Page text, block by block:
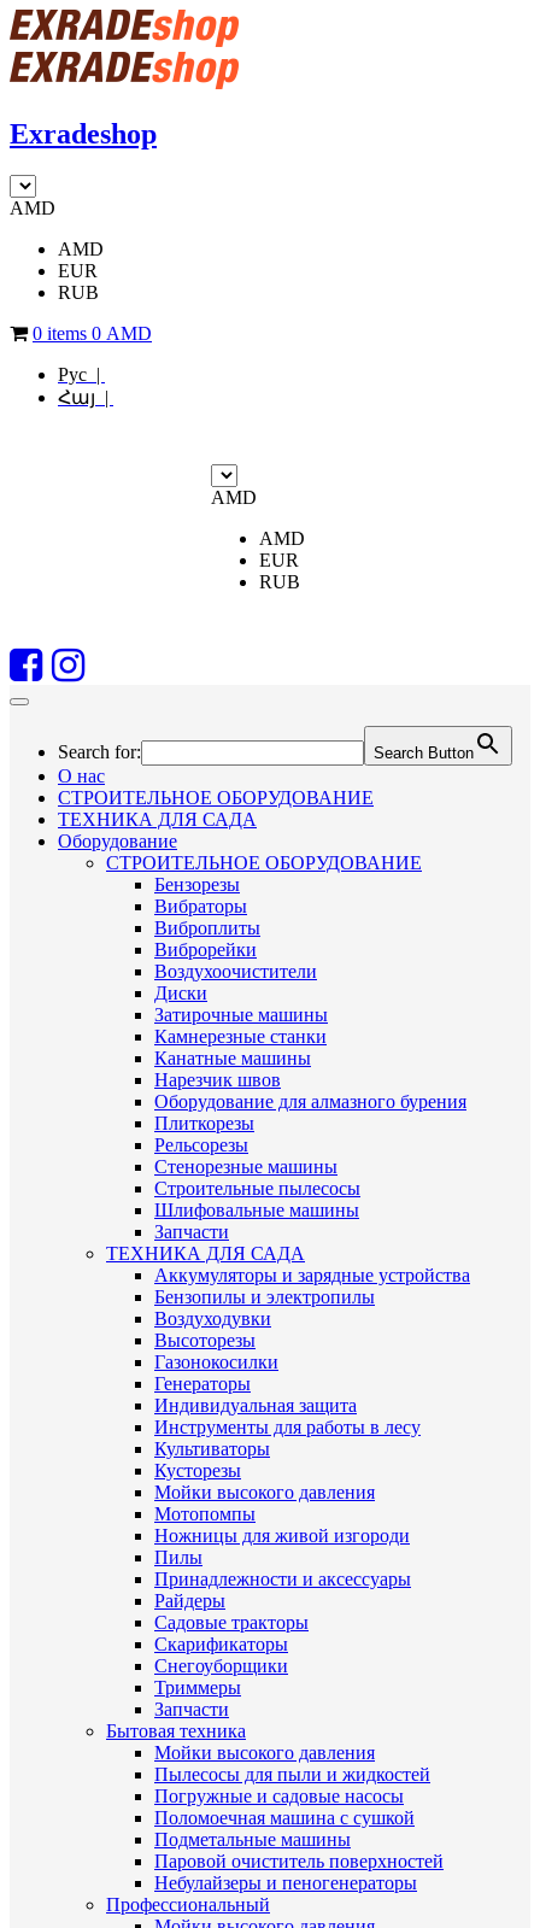
Exradeshop
AMD
AMD
EUR
RUB
0 items 0 AMD
Рус |
Հայ |
AMD
AMD
EUR
RUB
Search for: Search Button
О нас
СТРОИТЕЛЬНОЕ ОБОРУДОВАНИЕ
ТЕХНИКА ДЛЯ САДА
Оборудование
СТРОИТЕЛЬНОЕ ОБОРУДОВАНИЕ
Бензорезы
Вибраторы
Виброплиты
Виброрейки
Воздухоочистители
Диски
Затирочные машины
Камнерезные станки
Канатные машины
Нарезчик швов
Оборудование для алмазного бурения
Плиткорезы
Рельсорезы
Стенорезные машины
Строительные пылесосы
Шлифовальные машины
Запчасти
ТЕХНИКА ДЛЯ САДА
Аккумуляторы и зарядные устройства
Бензопилы и электропилы
Воздуходувки
Высоторезы
Газонокосилки
Генераторы
Индивидуальная защита
Инструменты для работы в лесу
Культиваторы
Кусторезы
Мойки высокого давления
Мотопомпы
Ножницы для живой изгороди
Пилы
Принадлежности и аксессуары
Райдеры
Садовые тракторы
Скарификаторы
Снегоуборщики
Триммеры
Запчасти
Бытовая техника
Мойки высокого давления
Пылесосы для пыли и жидкостей
Погружные и садовые насосы
Поломоечная машина с сушкой
Подметальные машины
Паровой очиститель поверхностей
Небулайзеры и пеногенераторы
Профессиональный